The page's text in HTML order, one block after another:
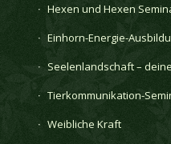
Hexen und Hexen
Einhorn-Energie-
Seelenlandschaft –
Tierkommunikation-
Weibliche Kraft